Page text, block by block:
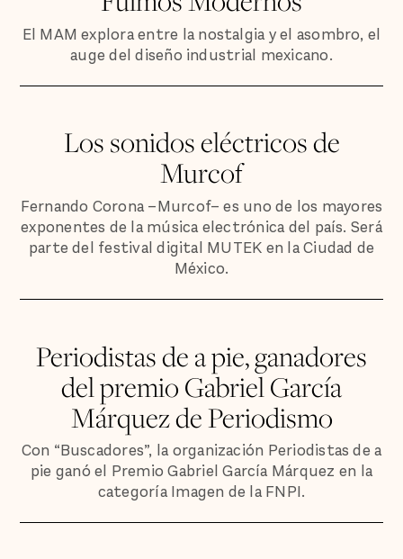
El MAM explora entre la nostalgia y el asombro, el
auge del diseño industrial mexicano.
Los sonidos eléctricos de
Murcof
Fernando Corona –Murcof– es uno de los mayores
exponentes de la música electrónica del país. Será
parte del festival digital MUTEK en la Ciudad de
México.
Periodistas de a pie, ganadores
del premio Gabriel García
Márquez de Periodismo
Con “Buscadores”, la organización Periodistas de a
pie ganó el Premio Gabriel García Márquez en la
categoría Imagen de la FNPI.